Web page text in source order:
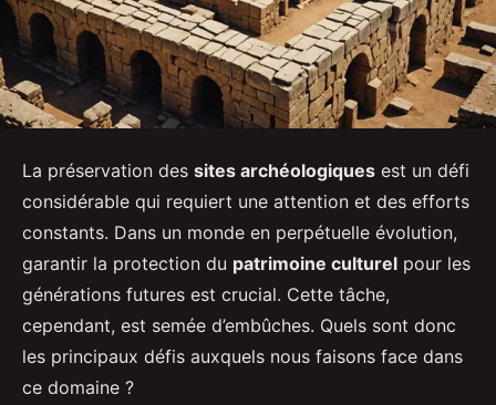
La préservation des sites archéologiques est un défi
considérable qui requiert une attention et des efforts
constants. Dans un monde en perpétuelle évolution,
garantir la protection du patrimoine culturel pour les
générations futures est crucial. Cette tâche,
cependant, est semée d’embûches. Quels sont donc
les principaux défis auxquels nous faisons face dans
ce domaine ?